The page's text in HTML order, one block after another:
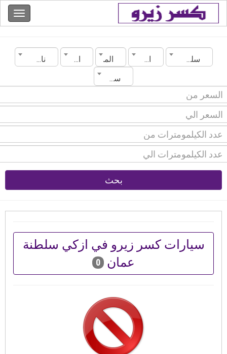
سلطنة عمان المدينة الماركة الموديل
ناقل الحركة
سنة الصنع
بحث
سيارات كسر زيرو في ازكي سلطنة
عمان
0